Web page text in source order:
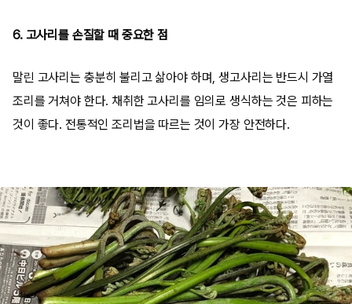
6. 고사리를 손질할 때 중요한 점
말린 고사리는 충분히 불리고 삶아야 하며, 생고사리는 반드시 가열
조리를 거쳐야 한다. 채취한 고사리를 임의로 생식하는 것은 피하는
것이 좋다. 전통적인 조리법을 따르는 것이 가장 안전하다.